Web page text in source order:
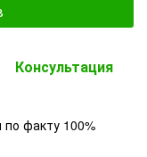
Консультация
факту 100%